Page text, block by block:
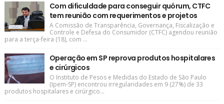
Com dificuldade para conseguir quórum, CTFC
tem reunião com requerimentos e projetos
A Comissão de Transparência, Governança, Fiscalização e
Controle e Defesa do Consumidor (CTFC) agendou reunião
para a terça-feira (18), com ...
Operação em SP reprova produtos hospitalares
e cirúrgicos
O Instituto de Pesos e Medidas do Estado de São Paulo
(Ipem-SP) encontrou irregularidades em 9 (27%) de 33
produtos hospitalares e cirúrgico...